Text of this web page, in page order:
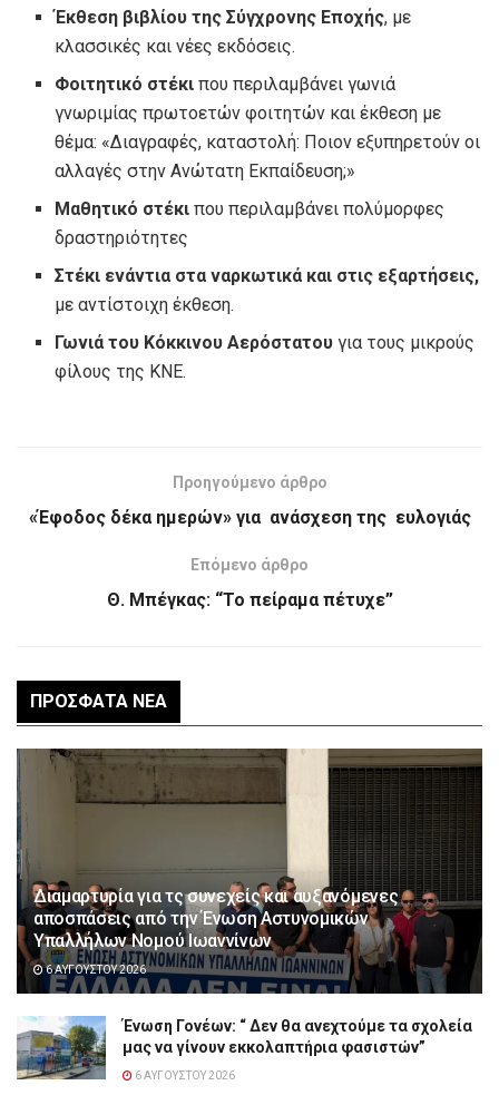
Έκθεση βιβλίου της Σύγχρονης Εποχής, με
κλασσικές και νέες εκδόσεις.
Φοιτητικό στέκι που περιλαμβάνει γωνιά
γνωριμίας πρωτοετών φοιτητών και έκθεση με
θέμα: «Διαγραφές, καταστολή: Ποιον εξυπηρετούν οι
αλλαγές στην Ανώτατη Εκπαίδευση;»
Μαθητικό στέκιπου περιλαμβάνει πολύμορφες
δραστηριότητες
Στέκι ενάντια στα ναρκωτικά και στις εξαρτήσεις,
με αντίστοιχη έκθεση.
Γωνιά του Κόκκινου Αερόστατου για τους μικρούς
φίλους της ΚΝΕ.
Προηγούμενο άρθρο
«Έφοδος δέκα ημερών» για ανάσχεση της ευλογιάς
Επόμενο άρθρο
Θ. Μπέγκας: “Το πείραμα πέτυχε”
ΠΡΌΣΦΑΤΑ ΝΈΑ
Διαμαρτυρία για τς συνεχείς και αυξανόμενες
αποσπάσεις από την Ένωση Αστυνομικών
Υπαλλήλων Νομού Ιωαννίνων
6 ΑΥΓΟΎΣΤΟΥ 2026
Ένωση Γονέων: “ Δεν θα ανεχτούμε τα σχολεία
μας να γίνουν εκκολαπτήρια φασιστών”
6 ΑΥΓΟΎΣΤΟΥ 2026